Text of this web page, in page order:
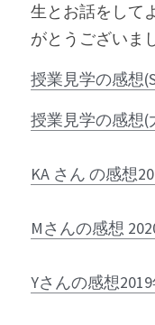
生とお話をして
がとうございま
授業見学の感想
授業見学の感想(
KA さん の感想
Mさんの感想
Yさんの感想